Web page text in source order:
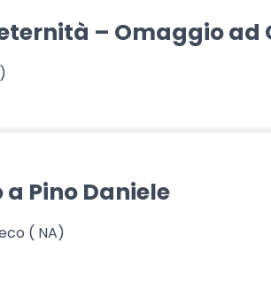
– Omaggio ad
Pino Daniele
( NA)